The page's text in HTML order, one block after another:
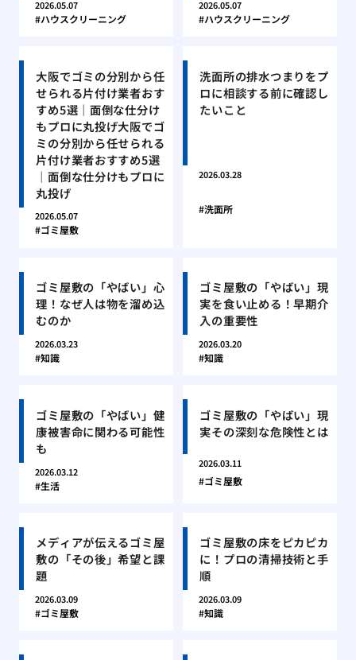
2026.05.07
ハウスクリーニング
2026.05.07
ハウスクリーニング
大阪でゴミの分別から任
せられる片付け業者おす
すめ5選｜面倒な仕分け
もプロに丸投げ大阪でゴ
ミの分別から任せられる
片付け業者おすすめ5選
｜面倒な仕分けもプロに
丸投げ
2026.05.07
ゴミ屋敷
洗面所の排水つまりをプ
ロに相談する前に確認し
たいこと
2026.03.28
洗面所
ゴミ屋敷の「やばい」心
理！なぜ人は物を溜め込
むのか
2026.03.23
知識
ゴミ屋敷の「やばい」現
実を食い止める！早期介
入の重要性
2026.03.20
知識
ゴミ屋敷の「やばい」健
康被害命に関わる可能性
も
2026.03.12
生活
ゴミ屋敷の「やばい」現
実その深刻な危険性とは
2026.03.11
ゴミ屋敷
メディアが伝えるゴミ屋
敷の「その後」希望と課
題
2026.03.09
ゴミ屋敷
ゴミ屋敷の床をピカピカ
に！プロの清掃技術と手
順
2026.03.09
知識